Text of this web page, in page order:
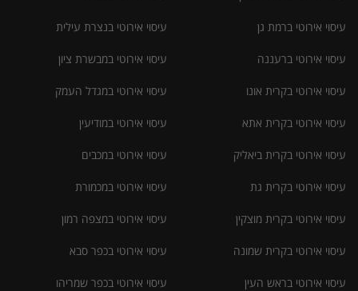
עיסוי אירוטי ברמת גן
עיסוי אירוטי ברעננה
עיסוי אירוטי בקרית אונו
עיסוי אירוטי בקרית אתא
עיסוי אירוטי בקרית ביאליק
עיסוי אירוטי בקרית גת
עיסוי אירוטי בקרית מוצקין
עיסוי אירוטי בקרית שמונה
עיסוי אירוטי בראש העין
עיסוי אירוטי בנצרת עילית
עיסוי אירוטי במבשרת ציון
עיסוי אירוטי במגדל העמק
עיסוי אירוטי במודיעין
עיסוי אירוטי במכבים
עיסוי אירוטי במכמורת
עיסוי אירוטי במצפה רמון
עיסוי אירוטי בכפר סבא
עיסוי אירוטי בכפר שמריהו